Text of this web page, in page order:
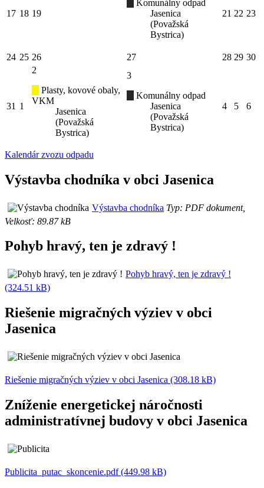
17 18 19
Komunálny odpad
Jasenica
(Považská
Bystrica)
21 22 23
24 25 26 27 28 29 30
31 1
2
Plasty, kovové obaly,
VKM
Jasenica
(Považská
Bystrica)
3
Komunálny odpad
Jasenica
(Považská
Bystrica)
4 5 6
Kalendár zvozu odpadu
Výstavba chodníka v obci Jasenica
Výstavba chodníka Typ: PDF dokument,
Velkosť: 89.87 kB
Pohyb hravý, ten je zdravý !
Pohyb hravý, ten je zdravý !
(324.51 kB)
Riešenie migračných výziev v obci
Jasenica
Riešenie migračných výziev v obci Jasenica (308.18 kB)
Zníženie energetickej náročnosti
administratívnej budovy v obci Jasenica
Publicita_putac_skoncenie.pdf (449.98 kB)